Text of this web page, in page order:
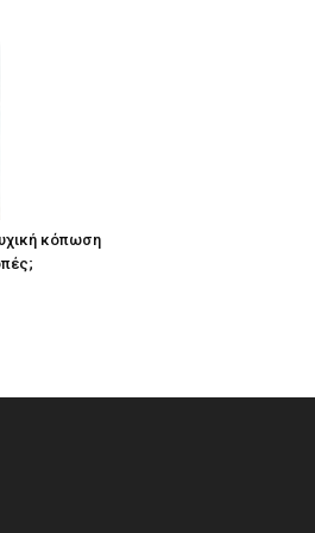
κόπωση